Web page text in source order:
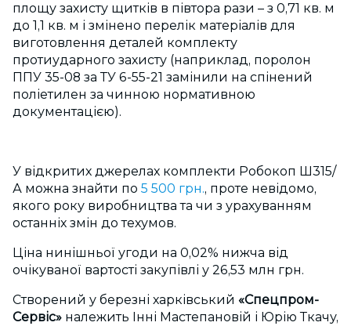
площу захисту щитків в півтора рази – з 0,71 кв. м
до 1,1 кв. м і змінено перелік матеріалів для
виготовлення деталей комплекту
протиударного захисту (наприклад, поролон
ППУ 35-08 за ТУ 6-55-21 замінили на спінений
поліетилен за чинною нормативною
документацією).
У відкритих джерелах комплекти Робокоп Ш315/
А можна знайти по 5 500 грн., проте невідомо,
якого року виробництва та чи з урахуванням
останніх змін до техумов.
Ціна нинішньої угоди на 0,02% нижча від
очікуваної вартості закупівлі у 26,53 млн грн.
Створений у березні харківський «Спецпром-
Сервіс» належить Інні Мастепановій і Юрію Ткачу,